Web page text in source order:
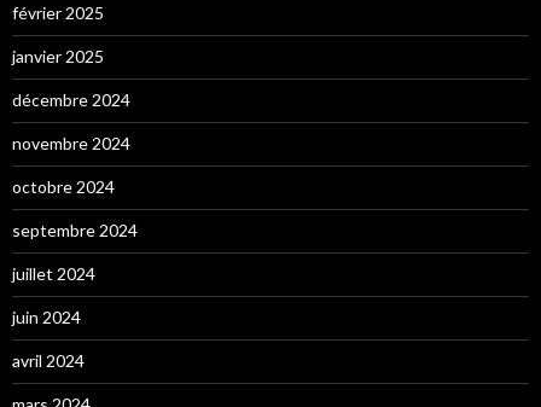
février 2025
janvier 2025
décembre 2024
novembre 2024
octobre 2024
septembre 2024
juillet 2024
juin 2024
avril 2024